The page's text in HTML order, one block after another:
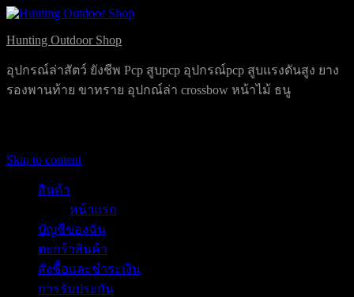
Hunting Outdoor Shop
อุปกรณ์ล่าสัตว์ ยังชีพ Pcp สูบpcp อุปกรณ์pcp สูบแรงดันสูง ยาง
รองพานท้าย ขาทราย อุปกณ์ล่า crossbow หน้าไม้ ธนู
Skip to content
สินค้า
หน้าแรก
บัญชีของฉัน
ตะกร้าสินค้า
สั่งซื้อและชำระเงิน
การรับประกัน